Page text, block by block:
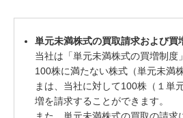
単元未満株式の買取請求および買
当社は「単元未満株式の買増制度
100株に満たない株式（単元未満
まは、当社に対して100株（１単
増を請求することができます。